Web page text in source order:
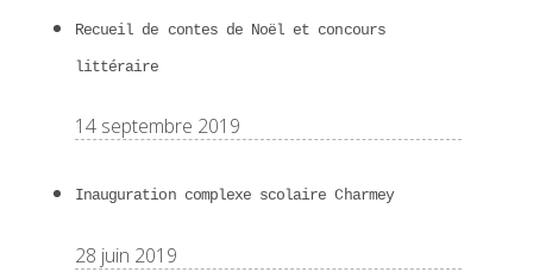
Recueil de contes de Noël et concours
littéraire
14 septembre 2019
Inauguration complexe scolaire Charmey
28 juin 2019